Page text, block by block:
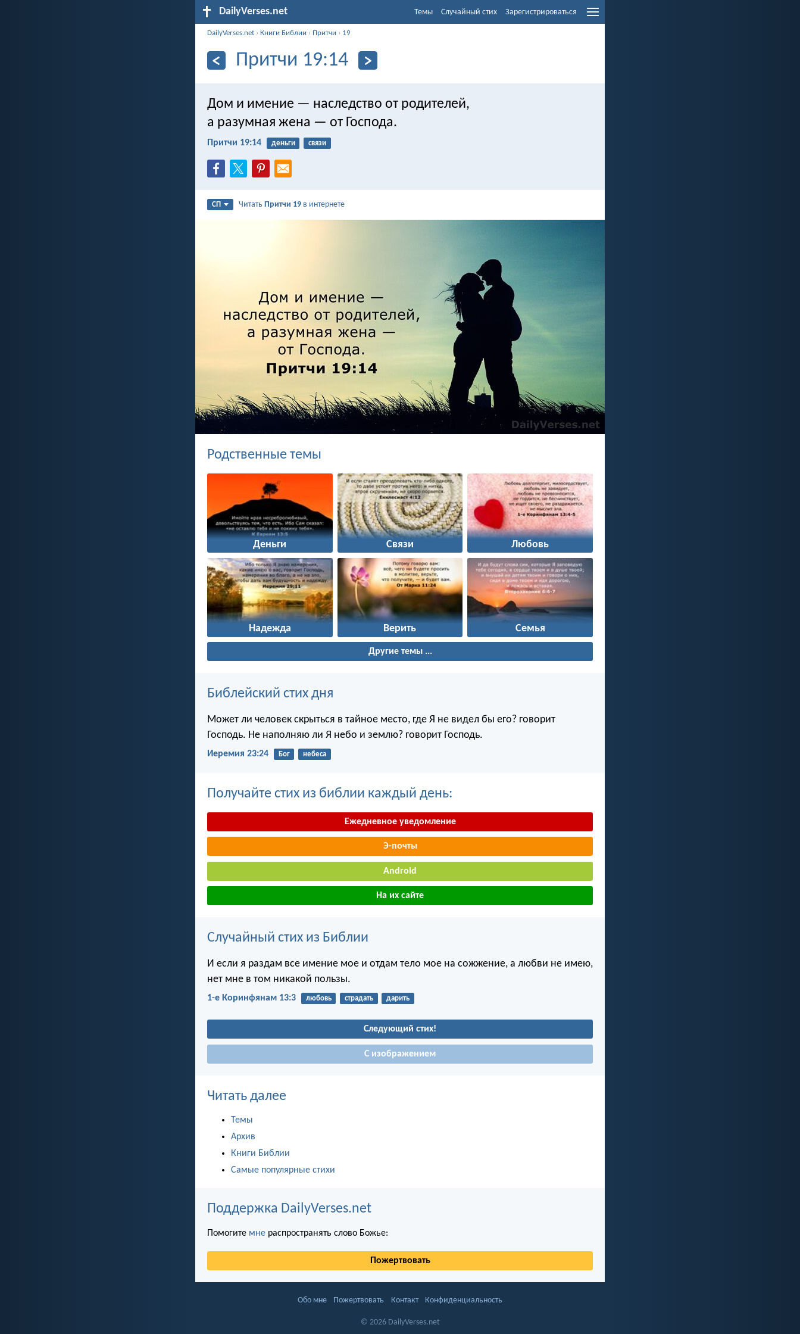
DailyVerses.net Темы Случайный стих Зарегистрироваться
DailyVerses.net ›Книги Библии › Притчи › 19
Притчи 19:14
Дом и имение — наследство от родителей,
а разумная жена — от Господа.
Притчи 19:14 деньги связи
СП ЧитатьПритчи 19 в интернете
Родственные темы
Деньги Связи Любовь
Надежда Верить Семья
Другие темы ...
Библейский стих дня
Может ли человек скрыться в тайное место, где Я не видел бы его? говорит
Господь. Не наполняю ли Я небо и землю? говорит Господь.
Иеремия 23:24 Бог небеса
Получайте стих из библии каждый день:
Ежедневное уведомление
Э-почты
Android
На их сайте
Случайный стих из Библии
И если я раздам все имение мое и отдам тело мое на сожжение, а любви не имею,
нет мне в том никакой пользы.
1-е Коринфянам 13:3 любовь страдать дарить
Следующий стих!
С изображением
Читать далее
Темы
Архив
Книги Библии
Самые популярные стихи
Поддержка DailyVerses.net
Помогите мне распространять слово Божье:
Пожертвовать
Обо мне Пожертвовать Контакт Конфиденциальность
© 2026 DailyVerses.net